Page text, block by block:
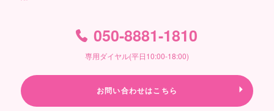
050-8881-1810
専用ダイヤル(平日10:00-18:00)
お問い合わせはこちら